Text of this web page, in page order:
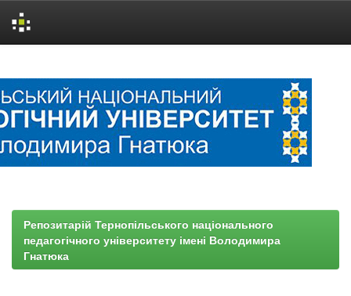
Репозитарій Тернопільського національного
педагогічного університету імені Володимира
Гнатюка